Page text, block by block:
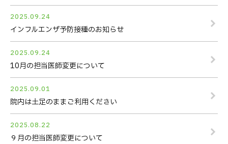
2025.09.24
インフルエンザ予防接種のお知らせ
2025.09.24
10月の担当医師変更について
2025.09.01
院内は土足のままご利用ください
2025.08.22
９月の担当医師変更について